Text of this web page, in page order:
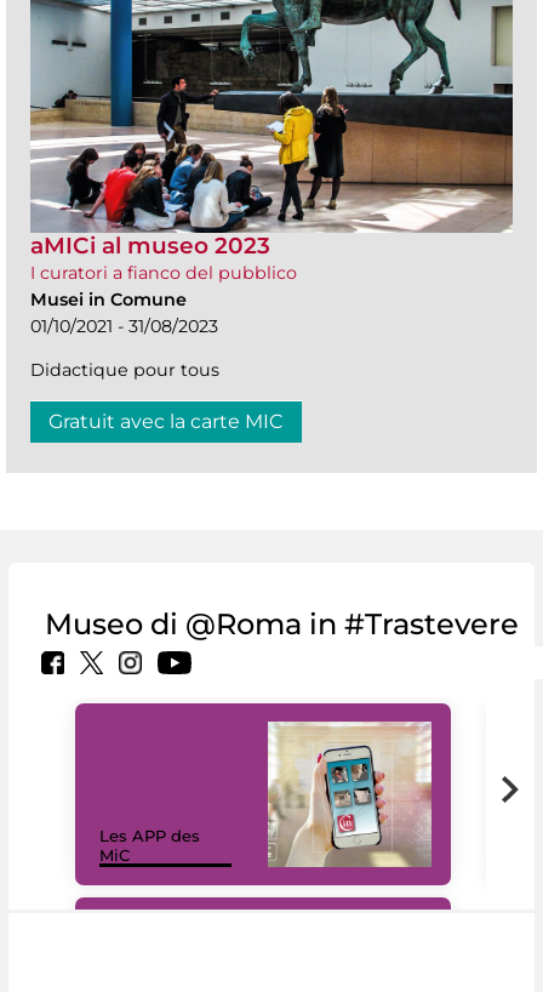
aMICi al museo 2023
I curatori a fianco del pubblico
Musei in Comune
01/10/2021 - 31/08/2023
Didactique pour tous
Gratuit avec la carte MIC
Museo di @Roma in #Trastevere
Les APP des
MiC